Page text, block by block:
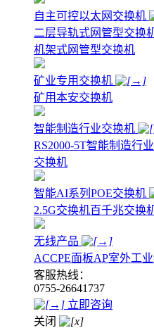
自主可控以太网交换机
二层导轨式网管型交换
机架式网管型交换机
矿业专用交换机
矿用本安交换机
智能制造行业交换机
RS2000-5T智能制造行
交换机
智能AI系列POE交换机
2.5G交换机百千兆交换
无线产品
ACCPE面板AP室外工
客服热线：
0755-26641737
立即咨询
关闭